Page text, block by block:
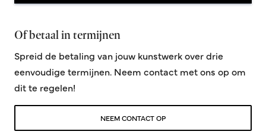
Of betaal in termijnen
Spreid de betaling van jouw kunstwerk over drie
eenvoudige termijnen. Neem contact met ons op om
dit te regelen!
NEEM CONTACT OP